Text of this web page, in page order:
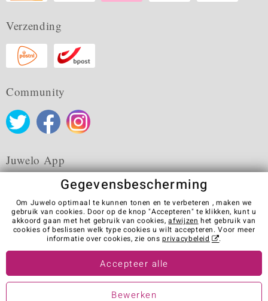
Verzending
Community
Juwelo App
Algemene verkoopvoorwaarden Privacybeleid
Cookies
Colofon
Contact
Contract herroepen
Visit our stores in other countries:
Gegevensbescherming
Om Juwelo optimaal te kunnen tonen en te verbeteren , maken we
gebruik van cookies. Door op de knop "Accepteren" te klikken, kunt u
akkoord gaan met het gebruik van cookies,afwijzen het gebruik van
cookies of beslissen welk type cookies u wilt accepteren. Voor meer
informatie over cookies, zie onsprivacybeleid .
Accepteer alle
Bewerken